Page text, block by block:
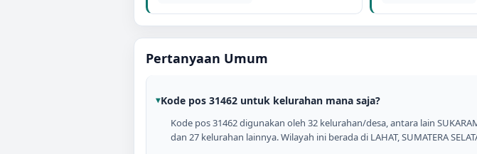
Pertanyaan Umum
Kode pos 31462 untuk kelurahan mana saja?
Kode pos 31462 digunakan oleh 32 kelurahan/desa, antara lain
dan 27 kelurahan lainnya. Wilayah ini berada di LAHAT, SUMATERA